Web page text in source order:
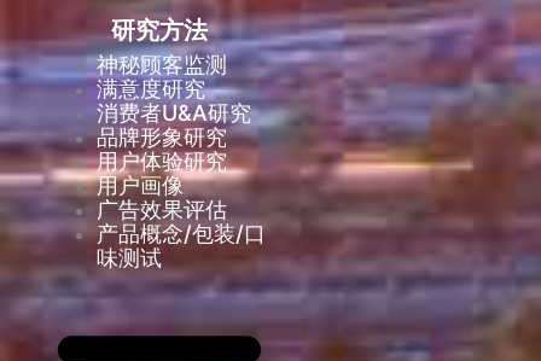
研究方法
神秘顾客监测
满意度研究
消费者U&A研究
品牌形象研究
用户体验研究
用户画像
广告效果评估
产品概念/包装/口
味测试